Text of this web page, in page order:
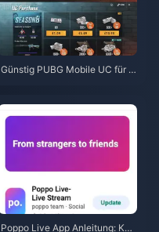
Günstig PUBG Mobile UC für di
beste Pakete & sicheres Auflad
en
Poppo Live App Anleitung: Ko